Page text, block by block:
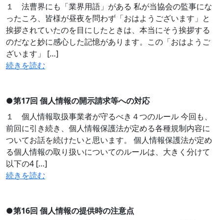
１ 法曹界にも「業界用語」がある 私が当協会の監事にな
ったころ、皆様が昼夜を問わず「おはようございます」と
挨拶されていたのを目にしたときは、本当にそう挨拶する
のだなと妙に感心した記憶があります。この「おはようご
ざいます」 […]
続きを読む
●第17回 個人情報の開示請求等への対応
１ 個人情報取扱事業者が守るべき４つのルール 今回も、
前回に引き続き、個人情報保護法が定める各種規制内容に
ついてお話を続けたいと思います。 個人情報保護法が定め
る個人情報の取り扱いについてのルールは、大きく分けて
以下の4 […]
続きを読む
●第16回 個人情報の提供時の注意点